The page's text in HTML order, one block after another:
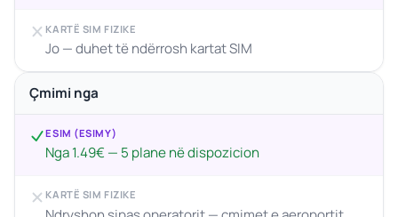
KARTË SIM FIZIKE
Jo — duhet të ndërrosh kartat SIM
Çmimi nga
ESIM (ESIMY)
Nga 1.49€ — 5 plane në dispozicion
KARTË SIM FIZIKE